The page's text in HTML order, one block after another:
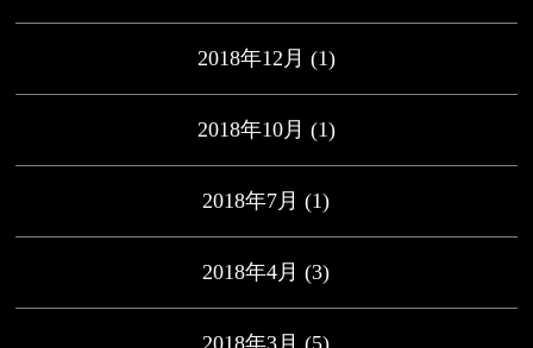
2018年12月 (1)
2018年10月 (1)
2018年7月 (1)
2018年4月 (3)
2018年3月 (5)